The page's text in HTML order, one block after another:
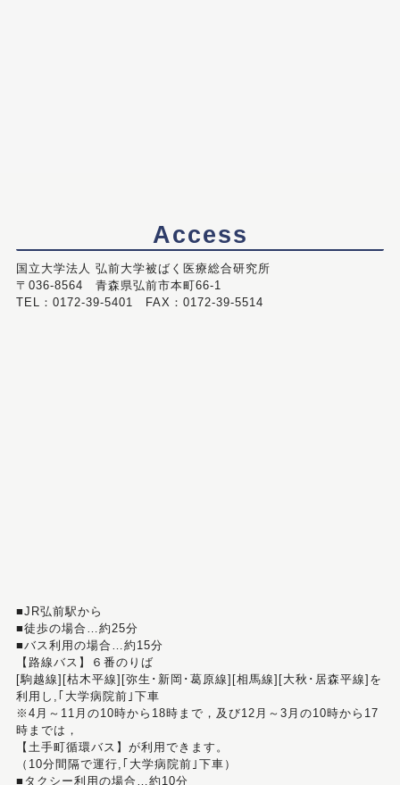
Access
国立大学法人 弘前大学被ばく医療総合研究所
〒036-8564 青森県弘前市本町66-1
TEL：0172-39-5401 FAX：0172-39-5514
■JR弘前駅から
■徒歩の場合…約25分
■バス利用の場合…約15分
【路線バス】６番のりば
[駒越線][枯木平線][弥生･新岡･葛原線][相馬線][大秋･居森平線]を
利用し,｢大学病院前｣下車
※4月～11月の10時から18時まで，及び12月～3月の10時から17
時までは，
【土手町循環バス】が利用できます。
（10分間隔で運行,｢大学病院前｣下車）
■タクシー利用の場合…約10分